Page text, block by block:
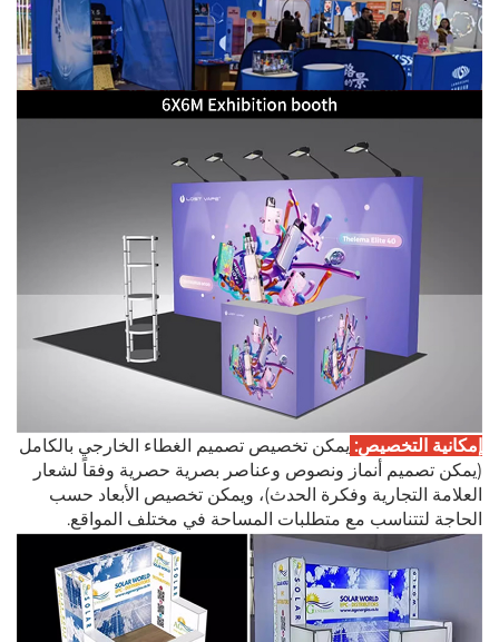
إمكانية التخصيص: يمكن تخصيص تصميم الغطاء الخارجي بالكامل
(يمكن تصميم أنماز ونصوص وعناصر بصرية حصرية وفقاً لشعار
العلامة التجارية وفكرة الحدث)، ويمكن تخصيص الأبعاد حسب
الحاجة لتتناسب مع متطلبات المساحة في مختلف المواقع.